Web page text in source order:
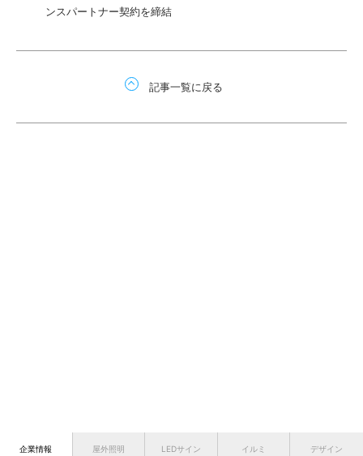
企業情報 屋外照明 LEDサイン
イルミ
デザイン
ンスパートナー契約を締結
記事一覧に戻る